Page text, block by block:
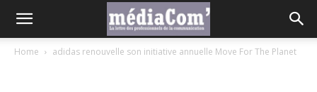
Home adidas renouvelle son initiative annuelle Move For The Planet